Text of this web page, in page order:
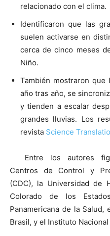
relacionado con el clima.
Identificaron que las
suelen activarse en
cerca de cinco meses
Niño.
También mostraron
año tras año, se
y tienden a escalar
grandes lluvias. Los
revista Science
Entre los autores
Centros de Control y
(CDC), la Universidad de
Colorado de los
Panamericana de la
Brasil, y el Instituto